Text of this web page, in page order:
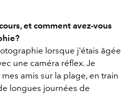
et comment avez-vous
lorsque j'étais âgée
une caméra réflex. Je
mes amis sur la plage, en train
longues journées de